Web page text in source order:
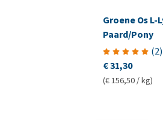
Groene Os L-
Paard/Pony
(2)
€ 31,30
(€ 156,50 / kg)